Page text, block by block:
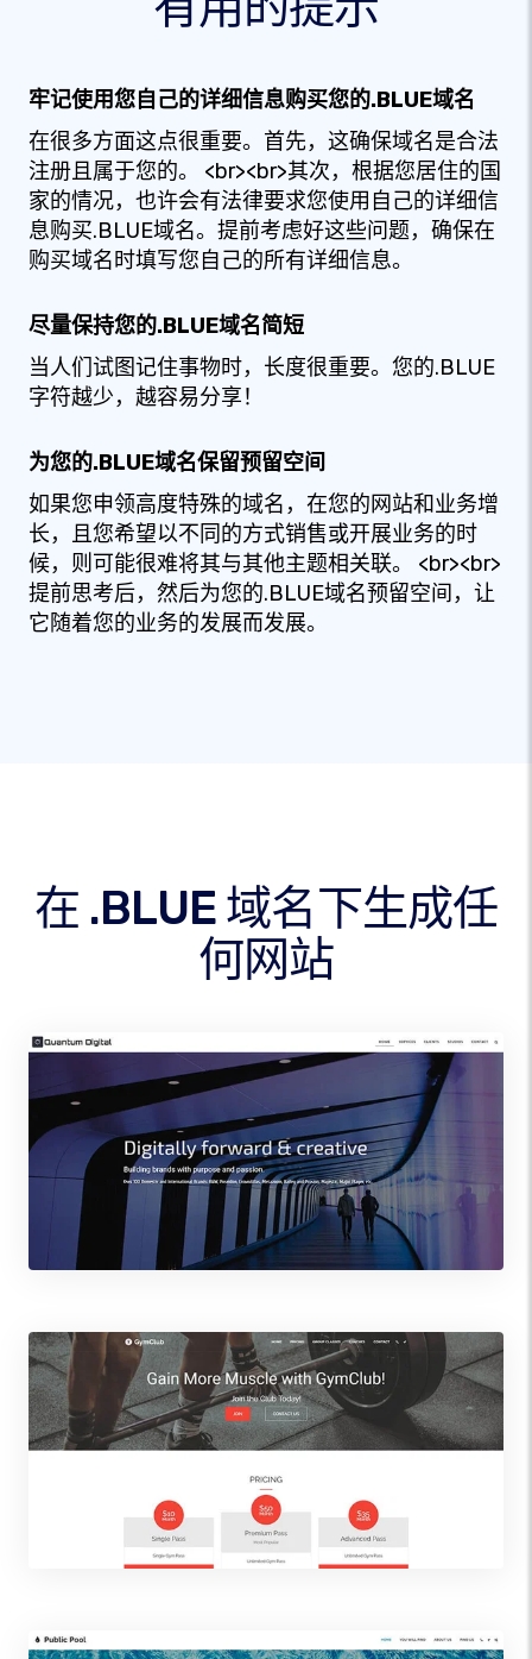
牢记使用您自己的详细信息购买您的.BLUE域名
在很多方面这点很重要。首先，这确保域名是合法
注册且属于您的。 <br><br>其次，根据您居住的国
家的情况，也许会有法律要求您使用自己的详细信
息购买.BLUE域名。提前考虑好这些问题，确保在
购买域名时填写您自己的所有详细信息。
尽量保持您的.BLUE域名简短
当人们试图记住事物时，长度很重要。您的.BLUE
字符越少，越容易分享！
为您的.BLUE域名保留预留空间
如果您申领高度特殊的域名，在您的网站和业务增
长，且您希望以不同的方式销售或开展业务的时
候，则可能很难将其与其他主题相关联。 <br><br>
提前思考后，然后为您的.BLUE域名预留空间，让
它随着您的业务的发展而发展。
在 .BLUE 域名下生成任
何网站